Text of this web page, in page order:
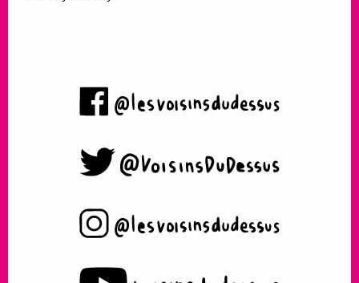
Facebook
Twitter
Instagram